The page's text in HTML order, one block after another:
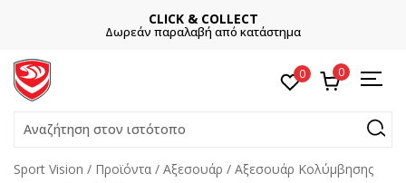
CLICK & COLLECT
Δωρεάν παραλαβή από κατάστημα
0 0
Αναζήτηση στον ιστότοπο
Sport Vision Προϊόντα Αξεσουάρ
Αξεσουάρ Κολύμβησης